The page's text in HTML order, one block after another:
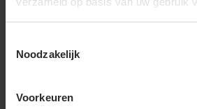
Noodzakelijk
Voorkeuren